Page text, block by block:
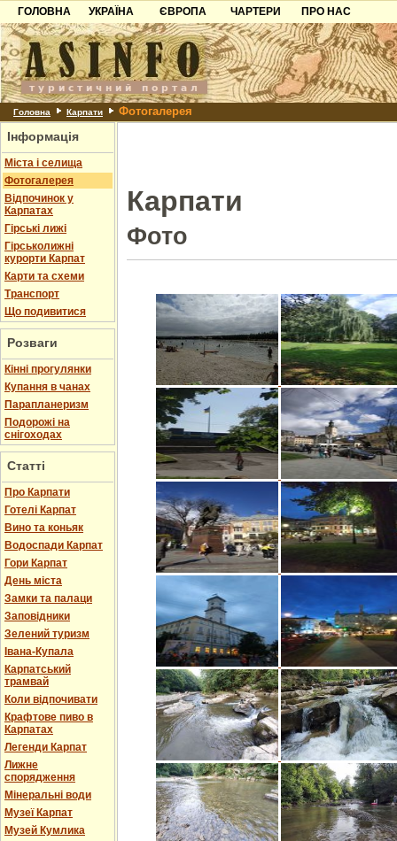
ГОЛОВНА
УКРАЇНА
Карпати
Азов
Причорноморря
Шацьк
ЄВРОПА
Чорногорія
Хорватія
Болгарія
Албанія
ЧАРТЕРИ
ПРО НАС
Контакти
Партнерам
Додати готель
Головна Карпати Фотогалерея
Інформація
Міста і селища
Фотогалерея
Відпочинок у
Карпатах
Гірські лижі
Гірськолижні
курорти Карпат
Карти та схеми
Транспорт
Що подивитися
Розваги
Кінні прогулянки
Купання в чанах
Парапланеризм
Подорожі на
снігоходах
Статті
Про Карпати
Готелі Карпат
Вино та коньяк
Водоспади Карпат
Гори Карпат
День міста
Замки та палаци
Заповідники
Зелений туризм
Івана-Купала
Карпатський
трамвай
Коли відпочивати
Крафтове пиво в
Карпатах
Легенди Карпат
Лижне
спорядження
Мінеральні води
Музеї Карпат
Музей Кумлика
Карпати
Фото